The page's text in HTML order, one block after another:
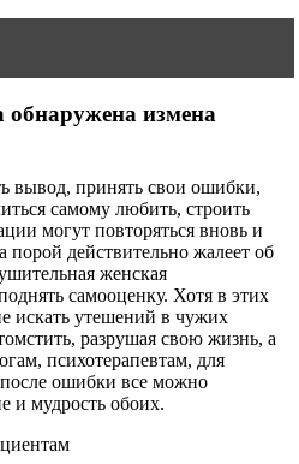
обнаружена измена
вывод, принять свои ошибки,
самому любить, строить
могут повторяться вновь и
действительно жалеет об
женская
самооценку. Хотя в этих
искать утешений в чужих
разрушая свою жизнь, а
психотерапевтам, для
ошибки все можно
и мудрость обоих.